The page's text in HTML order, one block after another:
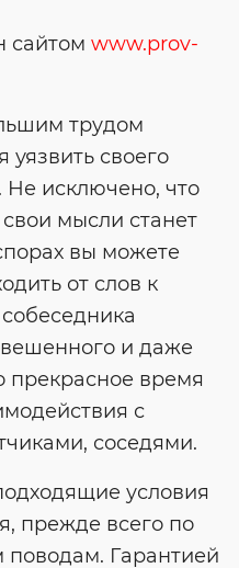
сайтом www.prov-
трудом
уязвить своего
исключено, что
мысли станет
вы можете
от слов к
и даже
прекрасное время
с
соседями.
условия
прежде всего по
Гарантией